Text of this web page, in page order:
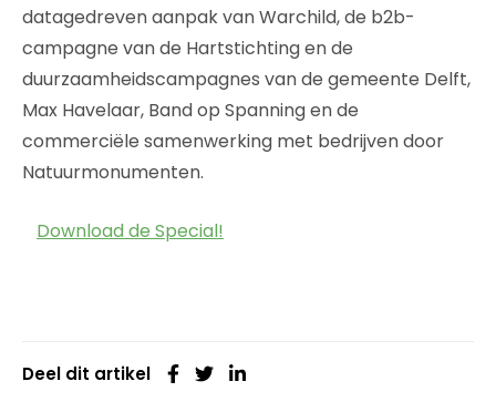
datagedreven aanpak van Warchild, de b2b-
campagne van de Hartstichting en de
duurzaamheidscampagnes van de gemeente Delft,
Max Havelaar, Band op Spanning en de
commerciële samenwerking met bedrijven door
Natuurmonumenten.
Download de Special!
Deel dit artikel